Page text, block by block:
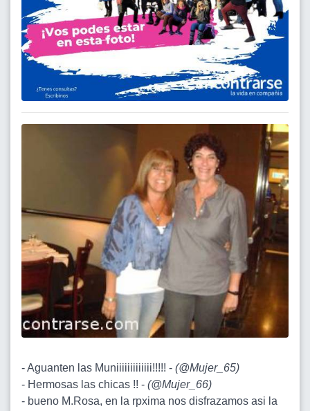
- Aguanten las Muniiiiiiiiiiiii!!!!! - (@Mujer_65)
- Hermosas las chicas !! - (@Mujer_66)
- bueno M.Rosa, en la rpxima nos disfrazamos asi la